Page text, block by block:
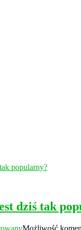
dziś tak
Możliwość